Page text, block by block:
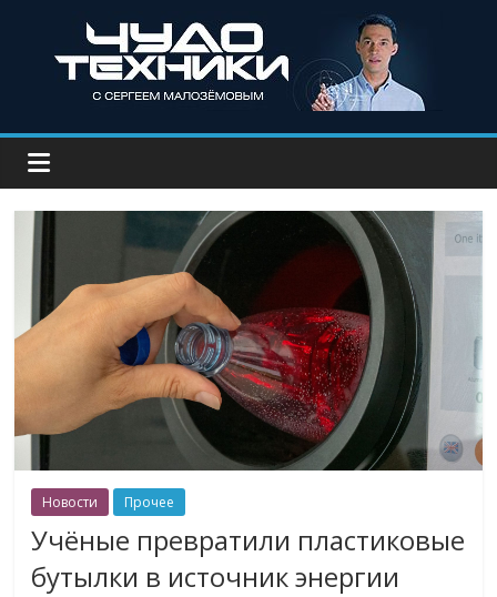
Новости Прочее
Учёные превратили пластиковые
бутылки в источник энергии